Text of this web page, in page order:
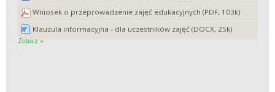
Wniosek o przeprowadzenie zajęć edukacyjnych (PDF, 103k)
Klauzula informacyjna - dla uczestników zajęć (DOCX, 25k)
Zobacz »